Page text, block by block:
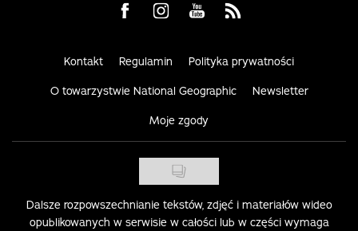
Visit us on Facebook
Visit us on Instagram
Visit us on Youtube
Visit us on Rss
Kontakt Regulamin Polityka prywatności
O towarzystwie National Geographic Newsletter
Moje zgody
Dalsze rozpowszechnianie tekstów, zdjęć i materiałów wideo
opublikowanych w serwisie w całości lub w części wymaga